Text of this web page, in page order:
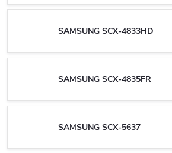
SAMSUNG SCX-4833HD
SAMSUNG SCX-4835FR
SAMSUNG SCX-5637